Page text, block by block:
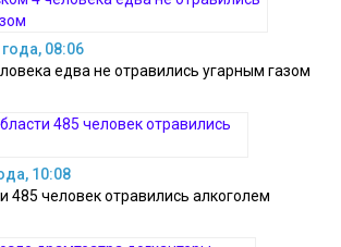
08:06
едва не отравились угарным газом
10:08
485 человек отравились алкоголем